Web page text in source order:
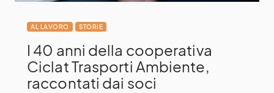
AL LAVORO STORIE
I 40 anni della cooperativa
Ciclat Trasporti Ambiente,
raccontati dai soci